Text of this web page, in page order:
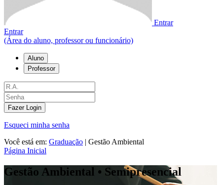
Entrar
Entrar
(Área do aluno, professor ou funcionário)
Aluno
Professor
Fazer Login
Esqueci minha senha
Você está em: Graduação | Gestão Ambiental
Página Inicial
Gestão Ambiental • Semipresencial